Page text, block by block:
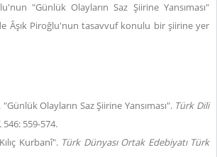
"Günlük Olayların Saz Şiirine Yansıması"
Âşık Piroğlu'nun tasavvuf konulu bir şiirine yer
Olayların Saz Şiirine Yansıması". Türk Dili
546: 559-574.
Kurbanî". Türk Dünyası Ortak Edebiyatı Türk